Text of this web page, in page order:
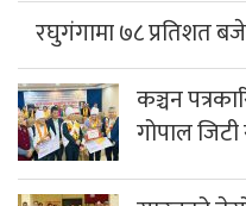
रघुगंगामा ७८ प्रतिशत
कञ्चन
गोपाल